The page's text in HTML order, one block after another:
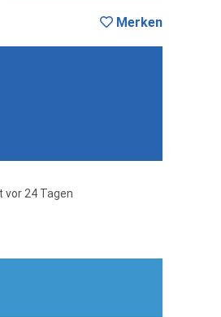
Merken
vor 24 Tagen